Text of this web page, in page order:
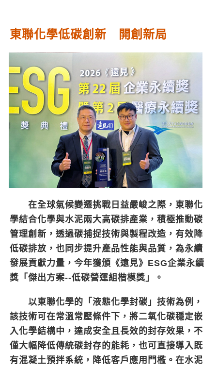
東聯化學低碳創新 開創新局
在全球氣候變遷挑戰日益嚴峻之際，東聯化
學結合化學與水泥兩大高碳排產業，積極推動碳
管理創新，透過碳捕捉技術與製程改造，有效降
低碳排放，也同步提升產品性能與品質，為永續
發展貢獻力量，今年獲頒《遠見》ESG企業永續
獎「傑出方案--低碳營運組楷模獎」。
以東聯化學的「液態化學封碳」技術為例，
該技術可在常溫常壓條件下，將二氧化碳穩定嵌
入化學結構中，達成安全且長效的封存效果，不
僅大幅降低傳統碳封存的能耗，也可直接導入既
有混凝土預拌系統，降低客戶應用門檻。在水泥